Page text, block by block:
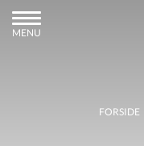
MENU
FORSIDE